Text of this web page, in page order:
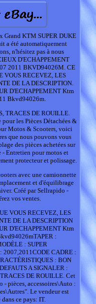
Grand KTM SUPER DUKE
a été automatiquement
n'hésitez pas à nous
D'ECHAPPEMENT
2011 BKVD94026M. CE
VOUS RECEVEZ, LES
DE LA DESCRIPTION.
D'ECHAPPEMENT Ktm
Bkvd94026m.
TRACES DE ROUILLE.
les Pièces Détachées &
Motos & Scooters, voici
que nous pouvons vous
des pièces achetées sur
- Entretien pour motos et
protecteur et polissage.
avec une camionnette
et d'équilibrage
Créé par Sellrapido -
vos ventes.
VOUS RECEVEZ, LES
DE LA DESCRIPTION
D'ECHAPPEMENT Ktm
:
: SUPER
CADRE :
: BON
A SIGNALER :
DE ROUILLE. Cet
- pièces, accessoires\Auto :
Le vendeur est
ce pays: IT.